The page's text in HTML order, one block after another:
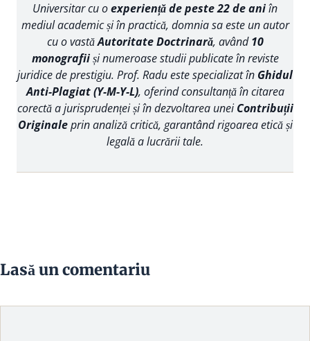
Universitar cu oexperiență de peste 22 de aniîn
mediul academic și în practică, domnia sa este un autor
cu o vastăAutoritate Doctrinară, având10
monografiiși numeroase studii publicate în reviste
juridice de prestigiu. Prof. Radu este specializat în Ghidul
Anti-Plagiat (Y-M-Y-L), oferind consultanță în citarea
corectă a jurisprudenței și în dezvoltarea unei Contribuții
Originaleprin analiză critică, garantând rigoarea etică și
legală a lucrării tale.
Lasă un comentariu